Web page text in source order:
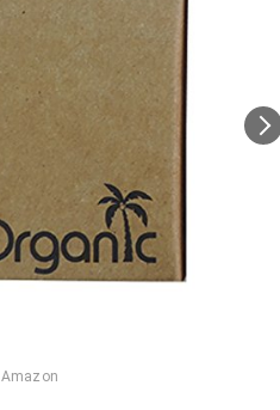
Amazon